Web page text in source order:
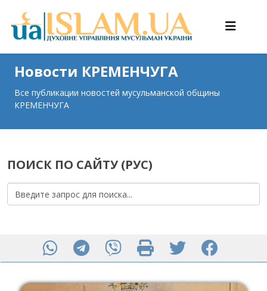
Новости КРЕМЕНЧУГА
Все публикации новостей мусульманской общины
КРЕМЕНЧУГА
ПОИСК ПО САЙТУ (РУС)